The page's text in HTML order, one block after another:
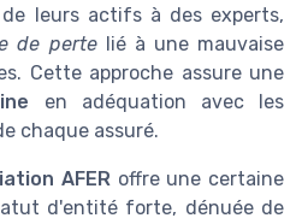
leurs actifs à des experts,
de pertelié à une mauvaise
Cette approche assure une
en adéquation avec les
chaque assuré.
AFERoffre une certaine
d'entité forte, dénuée de